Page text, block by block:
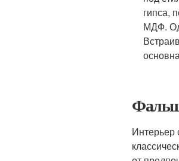
гипса,
МДФ.
Фальш
Интерьер